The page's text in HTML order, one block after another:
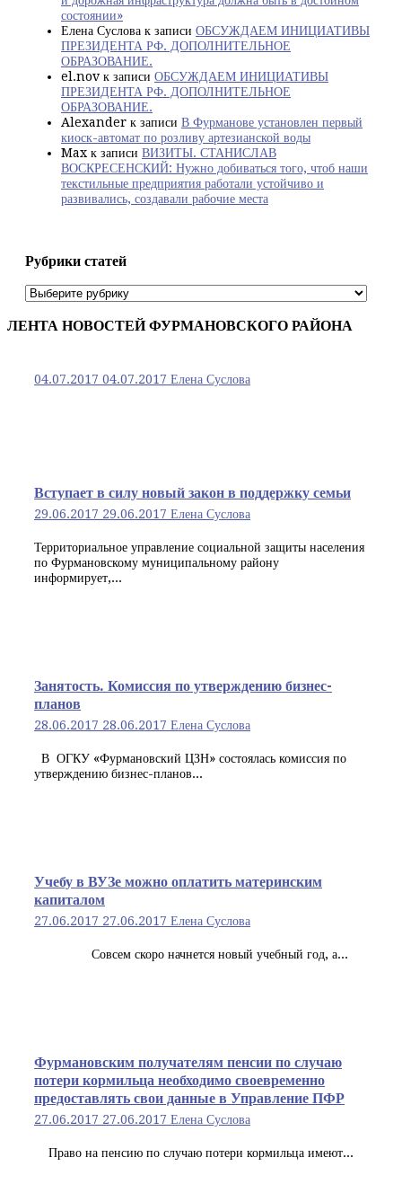
состоянии»
Елена Суслова к записи ОБСУЖДАЕМ ИНИЦИАТИВЫ
ПРЕЗИДЕНТА РФ. ДОПОЛНИТЕЛЬНОЕ
ОБРАЗОВАНИЕ.
el.nov к записи ОБСУЖДАЕМ ИНИЦИАТИВЫ
ПРЕЗИДЕНТА РФ. ДОПОЛНИТЕЛЬНОЕ
ОБРАЗОВАНИЕ.
Alexander к записи В Фурманове установлен первый
киоск-автомат по розливу артезианской воды
Max к записи ВИЗИТЫ. СТАНИСЛАВ
ВОСКРЕСЕНСКИЙ: Нужно добиваться того, чтоб наши
текстильные предприятия работали устойчиво и
развивались, создавали рабочие места
Рубрики статей
Рубрики
статей
ЛЕНТА НОВОСТЕЙ ФУРМАНОВСКОГО РАЙОНА
04.07.2017 04.07.2017 Елена Суслова
Вступает в силу новый закон в поддержку семьи
29.06.2017 29.06.2017 Елена Суслова
Территориальное управление социальной защиты населения
по Фурмановскому муниципальному району
информирует,...
Занятость. Комиссия по утверждению бизнес-
планов
28.06.2017 28.06.2017 Елена Суслова
В ОГКУ «Фурмановский ЦЗН» состоялась комиссия по
утверждению бизнес-планов...
Учебу в ВУЗе можно оплатить материнским
капиталом
27.06.2017 27.06.2017 Елена Суслова
Совсем скоро начнется новый учебный год, а...
Фурмановским получателям пенсии по случаю
потери кормильца необходимо своевременно
предоставлять свои данные в Управление ПФР
27.06.2017 27.06.2017 Елена Суслова
Право на пенсию по случаю потери кормильца имеют...